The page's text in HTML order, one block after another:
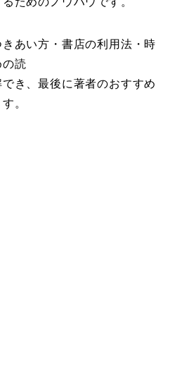
あい方・書店の利用法・時
読
き、最後に著者のおすすめ
。